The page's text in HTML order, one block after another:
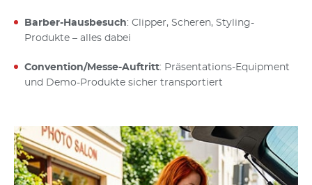
Barber-Hausbesuch: Clipper, Scheren, Styling-
Produkte – alles dabei
Convention/Messe-Auftritt: Präsentations-Equipment
und Demo-Produkte sicher transportiert